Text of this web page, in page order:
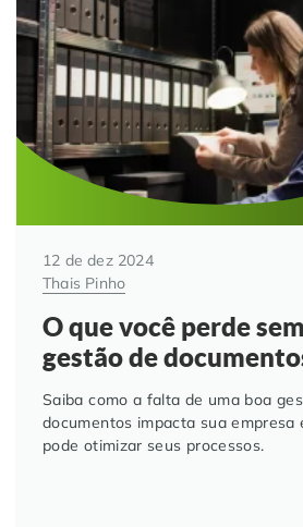
12 de dez 2024
Thais Pinho
O que você perde
gestão de
Saiba como a falta de uma boa
documentos impacta sua empresa
pode otimizar seus processos.